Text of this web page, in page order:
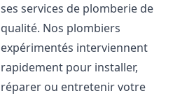
ses services de plomberie de
qualité. Nos plombiers
expérimentés interviennent
rapidement pour installer,
réparer ou entretenir votre